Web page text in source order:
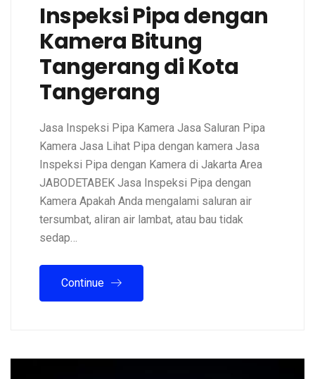
Inspeksi Pipa dengan
Kamera Bitung
Tangerang di Kota
Tangerang
Jasa Inspeksi Pipa Kamera Jasa Saluran Pipa
Kamera Jasa Lihat Pipa dengan kamera Jasa
Inspeksi Pipa dengan Kamera di Jakarta Area
JABODETABEK Jasa Inspeksi Pipa dengan
Kamera Apakah Anda mengalami saluran air
tersumbat, aliran air lambat, atau bau tidak
sedap…
Continue